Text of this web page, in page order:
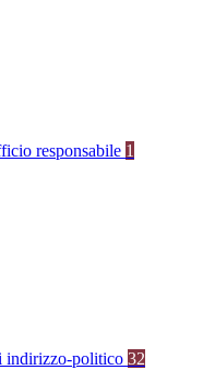
responsabile 1
indirizzo-politico 32